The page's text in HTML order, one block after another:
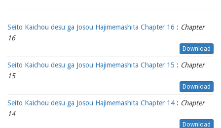
Seito Kaichou desu ga Josou Hajimemashita Chapter 16 : Chapter
16
Download
Seito Kaichou desu ga Josou Hajimemashita Chapter 15 : Chapter
15
Download
Seito Kaichou desu ga Josou Hajimemashita Chapter 14 : Chapter
14
Download